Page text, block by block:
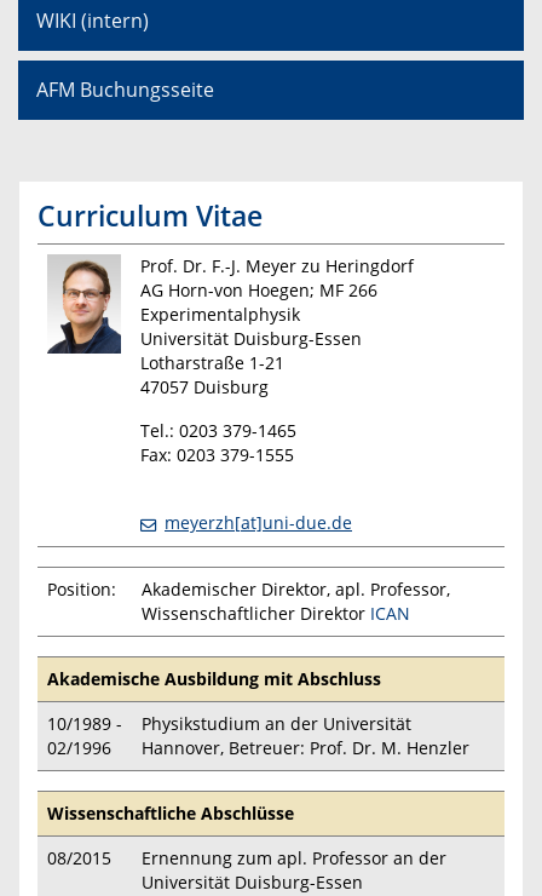
WIKI (intern)
AFM Buchungsseite
Curriculum Vitae
Prof. Dr. F.-J. Meyer zu Heringdorf
AG Horn-von Hoegen; MF 266
Experimentalphysik
Universität Duisburg-Essen
Lotharstraße 1-21
47057 Duisburg
Tel.: 0203 379-1465
Fax: 0203 379-1555
meyerzh[at]uni-due.de
Position:
Akademischer Direktor, apl. Professor,
Wissenschaftlicher Direktor ICAN
Akademische Ausbildung mit Abschluss
10/1989 -
02/1996
Physikstudium an der Universität
Hannover, Betreuer: Prof. Dr. M. Henzler
Wissenschaftliche Abschlüsse
08/2015
Ernennung zum apl. Professor an der
Universität Duisburg-Essen